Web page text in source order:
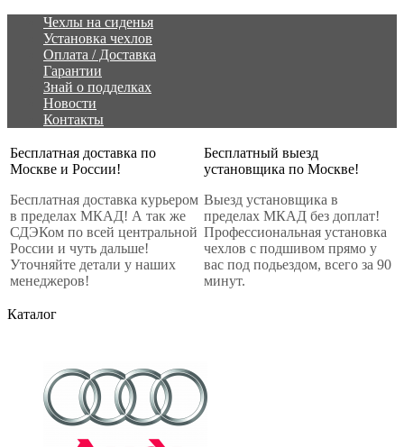
Чехлы на сиденья
Установка чехлов
Оплата / Доставка
Гарантии
Знай о подделках
Новости
Контакты
Бесплатная доставка по
Москве и России!
Бесплатная доставка курьером
в пределах МКАД! А так же
СДЭКом по всей центральной
России и чуть дальше!
Уточняйте детали у наших
менеджеров!
Бесплатный выезд
установщика по Москве!
Выезд установщика в
пределах МКАД без доплат!
Профессиональная установка
чехлов с подшивом прямо у
вас под подьездом, всего за 90
минут.
Каталог